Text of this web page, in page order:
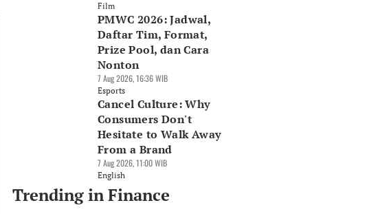
Film
PMWC 2026: Jadwal,
Daftar Tim, Format,
Prize Pool, dan Cara
Nonton
7 Aug 2026, 16:36 WIB
Esports
Cancel Culture: Why
Consumers Don't
Hesitate to Walk Away
From a Brand
7 Aug 2026, 11:00 WIB
English
Trending in Finance